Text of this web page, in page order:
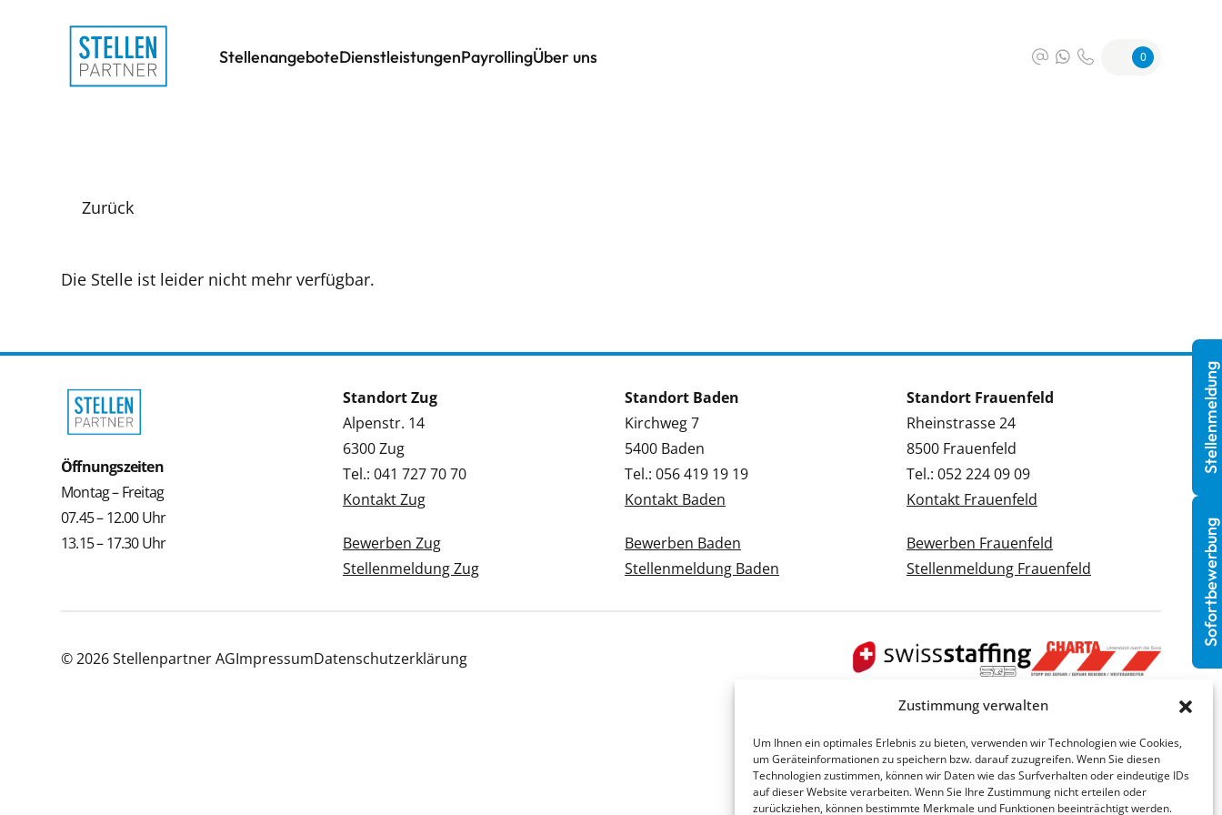
Zustimmung verwalten
Um Ihnen ein optimales Erlebnis zu bieten, verwenden wir Technologien wie Cookies,
um Geräteinformationen zu speichern bzw. darauf zuzugreifen. Wenn Sie diesen
Technologien zustimmen, können wir Daten wie das Surfverhalten oder eindeutige IDs
auf dieser Website verarbeiten. Wenn Sie Ihre Zustimmung nicht erteilen oder
zurückziehen, können bestimmte Merkmale und Funktionen beeinträchtigt werden.
StellenangeboteDienstleistungenPayrollingÜber uns 0
Zurück
Die Stelle ist leider nicht mehr verfügbar.
Öffnungszeiten
Montag – Freitag
07.45 – 12.00 Uhr
13.15 – 17.30 Uhr
Standort Zug
Alpenstr. 14
6300 Zug
Tel.: 041 727 70 70
Kontakt Zug
Bewerben Zug
Stellenmeldung Zug
Standort Baden
Kirchweg 7
5400 Baden
Tel.: 056 419 19 19
Kontakt Baden
Bewerben Baden
Stellenmeldung Baden
Standort Frauenfeld
Rheinstrasse 24
8500 Frauenfeld
Tel.: 052 224 09 09
Kontakt Frauenfeld
Bewerben Frauenfeld
Stellenmeldung Frauenfeld
© 2026 Stellenpartner AGImpressumDatenschutzerklärung
Sofortbewerbung
Stellenmeldung